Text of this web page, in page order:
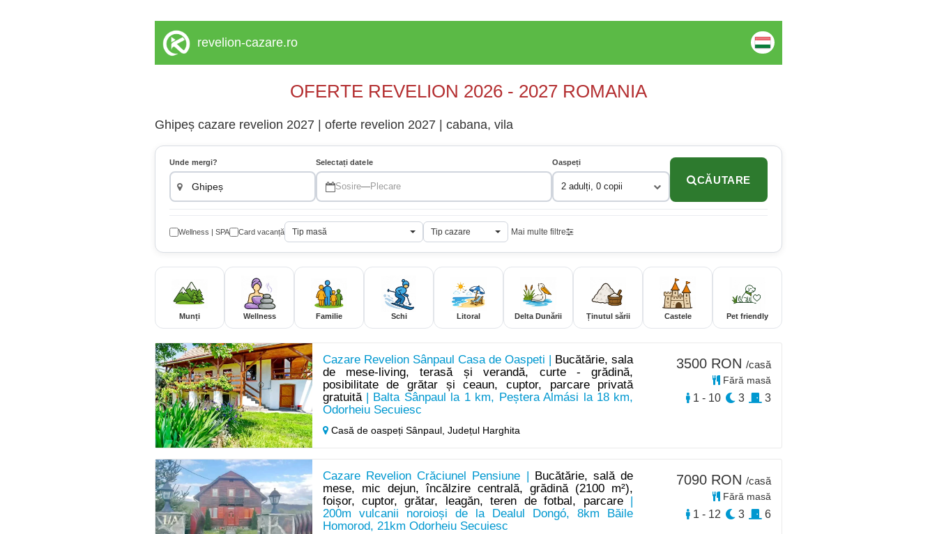
revelion-cazare.ro
OFERTE REVELION 2026 - 2027 ROMANIA
Ghipeș cazare revelion 2027 | oferte revelion 2027 | cabana, vila
Unde mergi? Selectați datele
Sosire—Plecare
Oaspeți
2 adulți, 0 copii
CĂUTARE
Wellness | SPA Card vacanță Tip masă Tip cazare Mai multe filtre
Munți Wellness Familie Schi Litoral Delta Dunării Ținutul sării Castele Pet friendly
Cazare Revelion Sânpaul Casa de Oaspeti |
Bucătărie, sala
de mese-living, terasă și verandă, curte - grădină,
posibilitate de grătar și ceaun, cuptor, parcare privată
gratuită| Balta Sânpaul la 1 km, Peștera Almási la 18 km,
Odorheiu Secuiesc
Casă de oaspeți Sânpaul, Județul Harghita
3500 RON /casă
Fără masă
1 - 10 3 3
Cazare Revelion Crăciunel Pensiune |
Bucătărie, sală de
mese, mic dejun, încălzire centrală, grădină (2100 m²),
foișor, cuptor, grătar, leagăn, teren de fotbal, parcare|
200m vulcanii noroioși de la Dealul Dongó, 8km Băile
Homorod, 21km Odorheiu Secuiesc
7090 RON /casă
Fără masă
1 - 12 3 6